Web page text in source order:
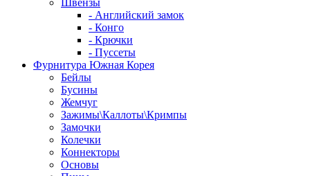
Швензы
- Английский замок
- Конго
- Крючки
- Пуссеты
Фурнитура Южная Корея
Бейлы
Бусины
Жемчуг
Зажимы\Каллоты\Кримпы
Замочки
Колечки
Коннекторы
Основы